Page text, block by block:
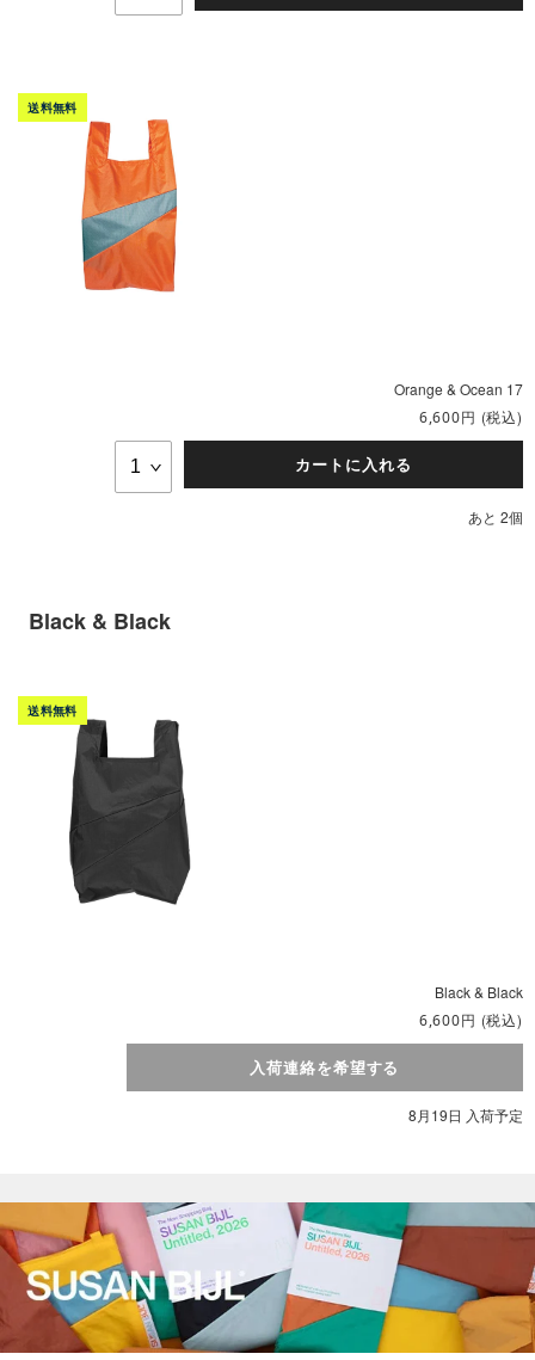
Orange & Ocean 17
6,600円 (税込)
カートに入れる
あと 2個
Black & Black
Black & Black
6,600円 (税込)
入荷連絡を希望する
8月19日 入荷予定